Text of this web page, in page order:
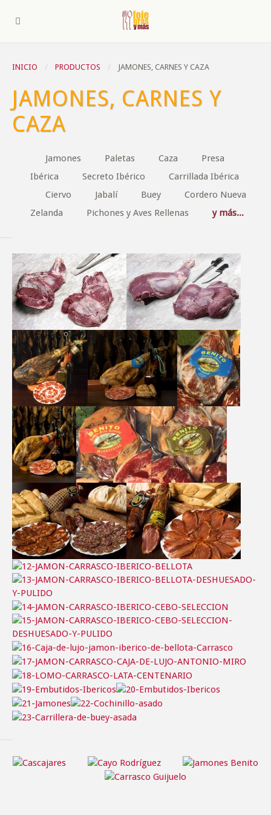
INICIO PRODUCTOS JAMONES, CARNES Y CAZA
JAMONES, CARNES Y
CAZA
Jamones Paletas Caza
Presa
Ibérica
Secreto Ibérico
Carrillada Ibérica
Ciervo
Jabalí Buey
Cordero Nueva
Zelanda
Pichones y Aves Rellenas y más...